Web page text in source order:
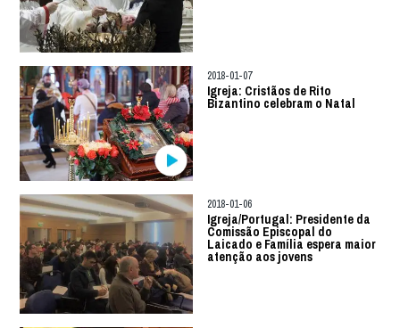
2018-01-07
Igreja: Cristãos de Rito
Bizantino celebram o Natal
2018-01-06
Igreja/Portugal: Presidente da
Comissão Episcopal do
Laicado e Família espera maior
atenção aos jovens